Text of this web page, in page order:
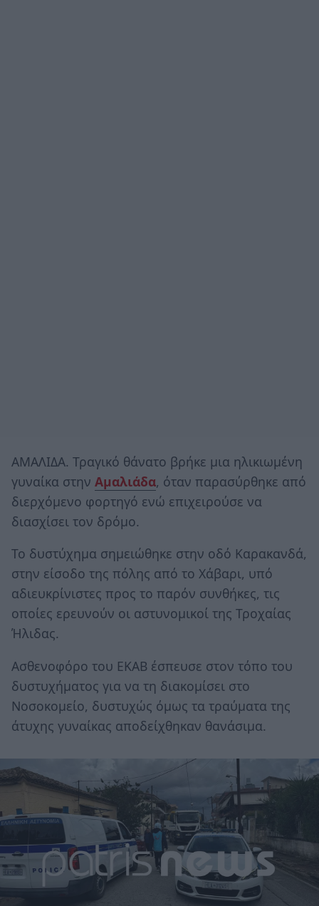
ΑΜΑΛΙΔΑ. Τραγικό θάνατο βρήκε μια ηλικιωμένη
γυναίκα στην Αμαλιάδα, όταν παρασύρθηκε από
διερχόμενο φορτηγό ενώ επιχειρούσε να
διασχίσει τον δρόμο.
Το δυστύχημα σημειώθηκε στην οδό Καρακανδά,
στην είσοδο της πόλης από το Χάβαρι, υπό
αδιευκρίνιστες προς το παρόν συνθήκες, τις
οποίες ερευνούν οι αστυνομικοί της Τροχαίας
Ήλιδας.
Ασθενοφόρο του ΕΚΑΒ έσπευσε στον τόπο του
δυστυχήματος για να τη διακομίσει στο
Νοσοκομείο, δυστυχώς όμως τα τραύματα της
άτυχης γυναίκας αποδείχθηκαν θανάσιμα.